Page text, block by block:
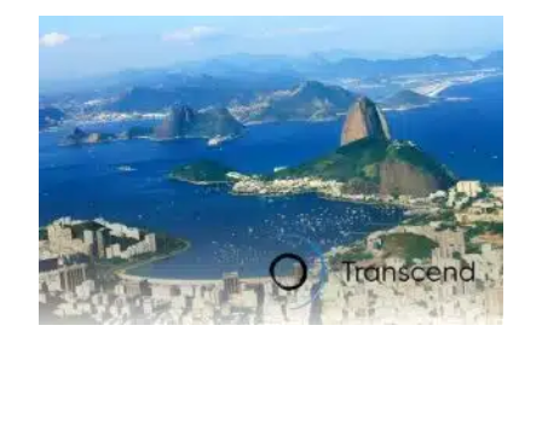
insumo, a sucata, devido, sobretudo, ao interesse chinês
pela matéria-prima.